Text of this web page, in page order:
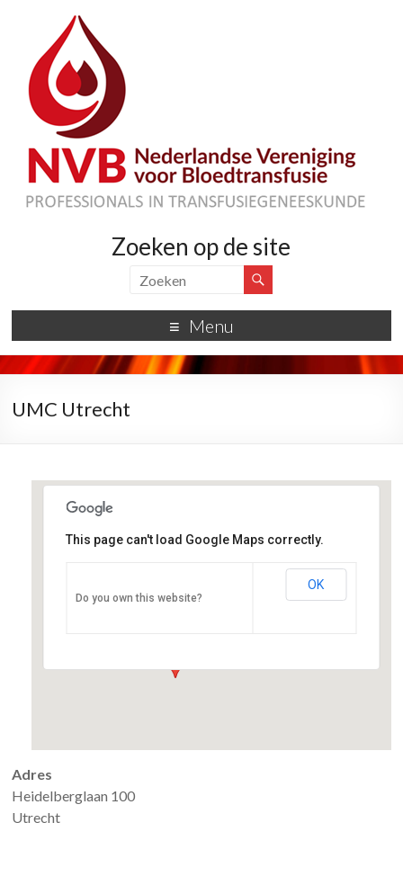
Zoeken op de site
Menu
UMC Utrecht
Heidelberglaan 100 - Utrecht
This page can't load Google Maps correctly.
Do you own this website?
OK
Adres
Heidelberglaan 100
Utrecht